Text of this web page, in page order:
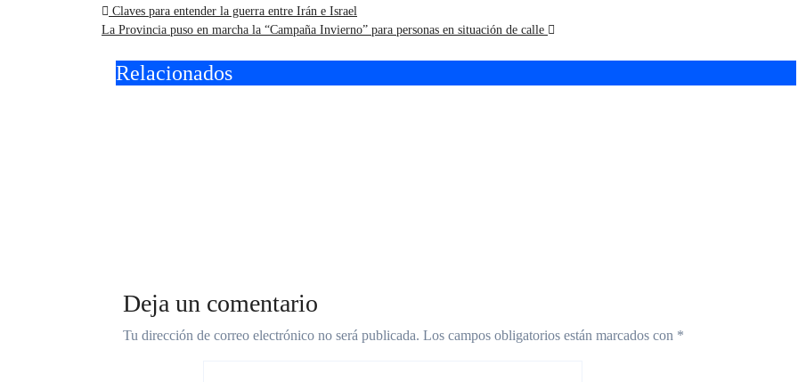
Navegación
de
entradas
Claves para entender la guerra entre Irán e Israel
La Provincia puso en marcha la “Campaña Invierno” para personas en situación de calle
Relacionados
Deja un comentario
Tu dirección de correo electrónico no será publicada. Los campos obligatorios están marcados con *